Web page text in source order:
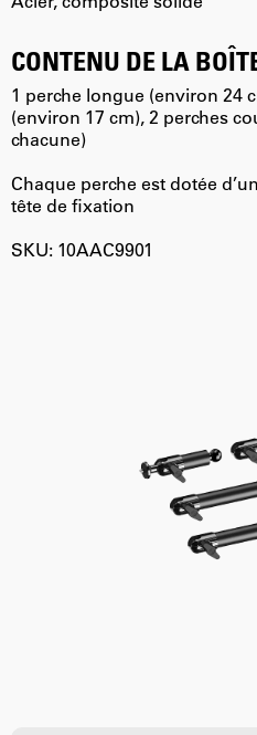
CONTENU DE LA
1 perche longue (environ 24
(environ 17 cm), 2 perches
chacune)
Chaque perche est dotée
tête de fixation
SKU: 10AAC9901